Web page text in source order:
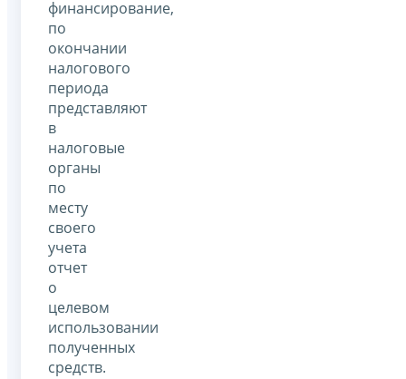
финансирование,
по
окончании
налогового
периода
представляют
в
налоговые
органы
по
месту
своего
учета
отчет
о
целевом
использовании
полученных
средств.